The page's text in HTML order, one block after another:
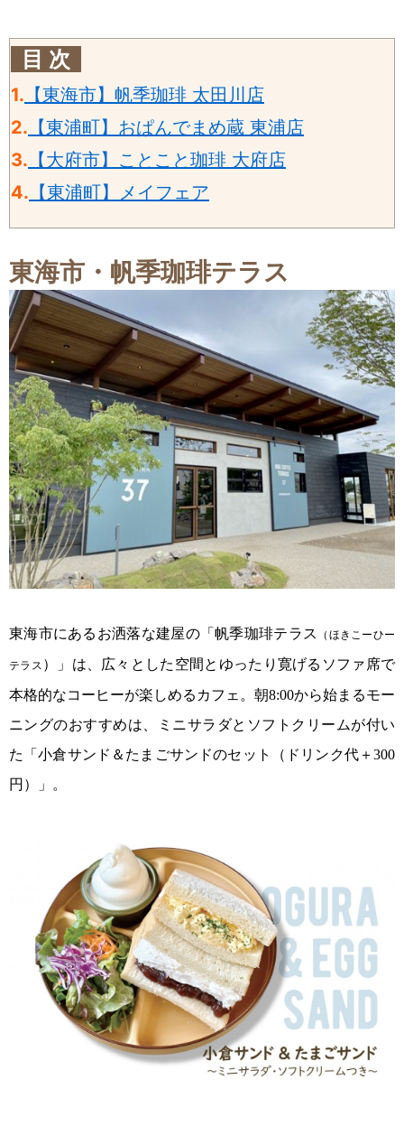
目 次
1. 【東海市】帆季珈琲 太田川店
2. 【東浦町】おぱんでまめ蔵 東浦店
3. 【大府市】ことこと珈琲 大府店
4. 【東浦町】メイフェア
東海市・ 帆季珈琲テラス
東海市にあるお洒落な建屋の「帆季珈琲テラス （ほきこーひー
テラス ）」は、広々とした空間とゆったり寛げるソファ席で
本格的なコーヒーが楽しめるカフェ。朝8:00から始まるモー
ニングのおすすめは、ミニサラダとソフトクリームが付い
た「小倉サンド＆たまごサンドのセット（ドリンク代＋300
円）」。